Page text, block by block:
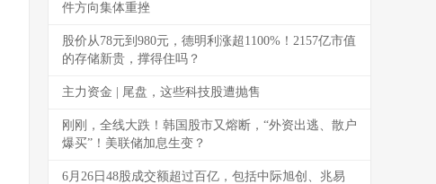
件方向集体重挫
股价从78元到980元，德明利涨超1100%！2157亿市值
的存储新贵，撑得住吗？
主力资金 | 尾盘，这些科技股遭抛售
刚刚，全线大跌！韩国股市又熔断，“外资出逃、散户
爆买”！美联储加息生变？
6月26日48股成交额超过百亿，包括中际旭创、兆易